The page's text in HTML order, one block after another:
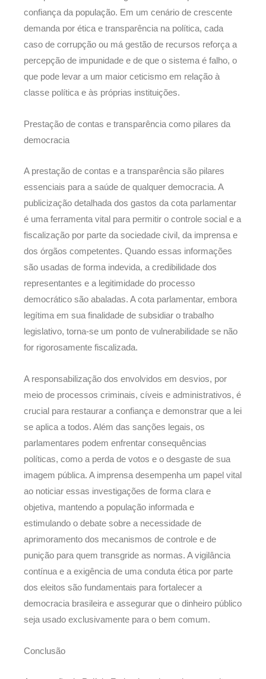
confiança da população. Em um cenário de crescente
demanda por ética e transparência na política, cada
caso de corrupção ou má gestão de recursos reforça a
percepção de impunidade e de que o sistema é falho, o
que pode levar a um maior ceticismo em relação à
classe política e às próprias instituições.
Prestação de contas e transparência como pilares da
democracia
A prestação de contas e a transparência são pilares
essenciais para a saúde de qualquer democracia. A
publicização detalhada dos gastos da cota parlamentar
é uma ferramenta vital para permitir o controle social e a
fiscalização por parte da sociedade civil, da imprensa e
dos órgãos competentes. Quando essas informações
são usadas de forma indevida, a credibilidade dos
representantes e a legitimidade do processo
democrático são abaladas. A cota parlamentar, embora
legítima em sua finalidade de subsidiar o trabalho
legislativo, torna-se um ponto de vulnerabilidade se não
for rigorosamente fiscalizada.
A responsabilização dos envolvidos em desvios, por
meio de processos criminais, cíveis e administrativos, é
crucial para restaurar a confiança e demonstrar que a lei
se aplica a todos. Além das sanções legais, os
parlamentares podem enfrentar consequências
políticas, como a perda de votos e o desgaste de sua
imagem pública. A imprensa desempenha um papel vital
ao noticiar essas investigações de forma clara e
objetiva, mantendo a população informada e
estimulando o debate sobre a necessidade de
aprimoramento dos mecanismos de controle e de
punição para quem transgride as normas. A vigilância
contínua e a exigência de uma conduta ética por parte
dos eleitos são fundamentais para fortalecer a
democracia brasileira e assegurar que o dinheiro público
seja usado exclusivamente para o bem comum.
Conclusão